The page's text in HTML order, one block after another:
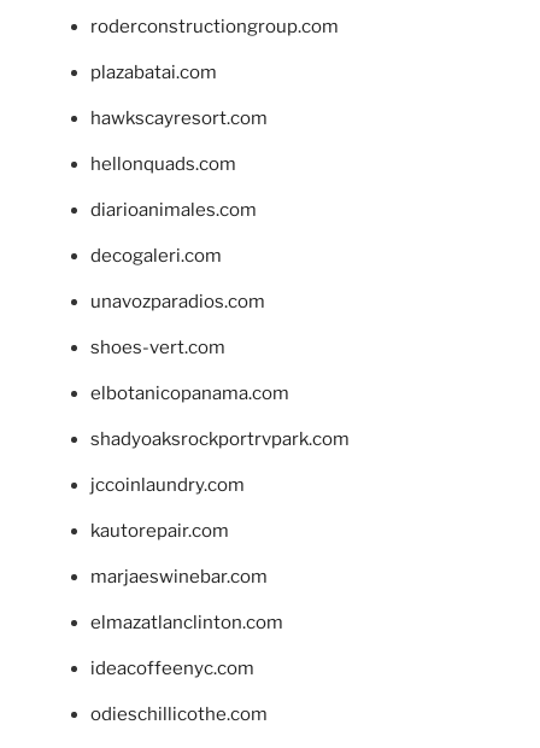
roderconstructiongroup.com
plazabatai.com
hawkscayresort.com
hellonquads.com
diarioanimales.com
decogaleri.com
unavozparadios.com
shoes-vert.com
elbotanicopanama.com
shadyoaksrockportrvpark.com
jccoinlaundry.com
kautorepair.com
marjaeswinebar.com
elmazatlanclinton.com
ideacoffeenyc.com
odieschillicothe.com